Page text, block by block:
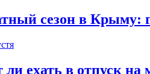
сезон в Крыму:
ли ехать в отпуск на